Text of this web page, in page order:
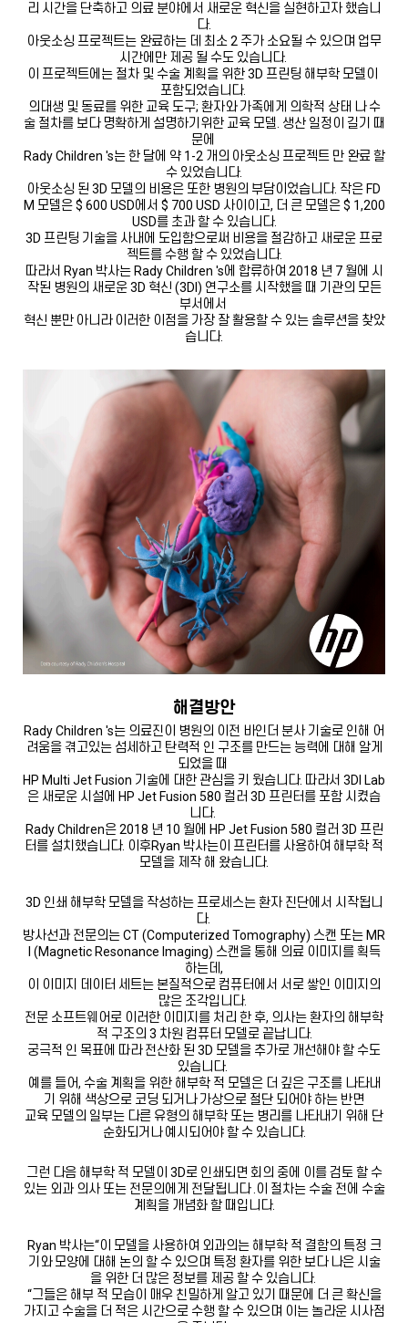
리 시간을 단축하고 의료 분야에서 새로운 혁신을 실현하고자 했습니
다.
아웃소싱 프로젝트는 완료하는 데 최소 2 주가 소요될 수 있으며 업무
시간에만 제공 될 수도 있습니다.
이 프로젝트에는 절차 및 수술 계획을 위한 3D 프린팅 해부학 모델이 ​​
포함되었습니다.
의대생 및 동료를 위한 교육 도구; 환자와 가족에게 의학적 상태 나 수
술 절차를 보다 명확하게 설명하기위한 교육 모델. 생산 일정이 길기 때
문에
Rady Children 's는 한 달에 약 1-2 개의 아웃소싱 프로젝트 만 완료 할
수 있었습니다.
아웃소싱 된 3D 모델의 비용은 또한 병원의 부담이었습니다. 작은 FD
M 모델은 $ 600 USD에서 $ 700 USD 사이이고, 더 큰 모델은 $ 1,200
USD를 초과 할 수 있습니다.
3D 프린팅 기술을 사내에 도입함으로써 비용을 절감하고 새로운 프로
젝트를 수행 할 수 있었습니다.
따라서 Ryan 박사는 Rady Children 's에 합류하여 2018 년 7 월에 시
작된 병원의 새로운 3D 혁신 (3DI) 연구소를 시작했을 때 기관의 모든
부서에서
혁신 뿐만 아니라 이러한 이점을 가장 잘 활용할 수 있는 솔루션을 찾았
습니다.
해결방안
Rady Children 's는 의료진이 병원의 이전 바인더 분사 기술로 인해 어
려움을 겪고있는 섬세하고 탄력적 인 구조를 만드는 능력에 대해 알게
되었을 때
HP Multi Jet Fusion 기술에 대한 관심을 키 웠습니다. 따라서 3DI Lab
은 새로운 시설에 HP Jet Fusion 580 컬러 3D 프린터를 포함 시켰습
니다.
Rady Children은 2018 년 10 월에 HP Jet Fusion 580 컬러 3D 프린
터를 설치했습니다. 이후Ryan 박사는이 프린터를 사용하여 해부학 적
모델을 제작 해 왔습니다.
3D 인쇄 해부학 모델을 작성하는 프로세스는 환자 진단에서 시작됩니
다.
방사선과 전문의는 CT (Computerized Tomography) 스캔 또는 MR
I (Magnetic Resonance Imaging) 스캔을 통해 의료 이미지를 획득
하는데,
이 이미지 데이터 세트는 본질적으로 컴퓨터에서 서로 쌓인 이미지의
많은 조각입니다.
전문 소프트웨어로 이러한 이미지를 처리 한 후, 의사는 환자의 해부학
적 구조의 3 차원 컴퓨터 모델로 끝납니다.
궁극적 인 목표에 따라 전산화 된 3D 모델을 추가로 개선해야 할 수도
있습니다.
예를 들어, 수술 계획을 위한 해부학 적 모델은 더 깊은 구조를 나타내
기 위해 색상으로 코딩 되거나 가상으로 절단 되어야 하는 반면
교육 모델의 일부는 다른 유형의 해부학 또는 병리를 나타내기 위해 단
순화되거나 예시되어야 할 수 있습니다.
그런 다음 해부학 적 모델이 3D로 인쇄되면 회의 중에 이를 검토 할 수
있는 외과 의사 또는 전문의에게 전달됩니다 .이 절차는 수술 전에 수술
계획을 개념화 할 때입니다.
Ryan 박사는“이 모델을 사용하여 외과의는 해부학 적 결함의 특정 크
기와 모양에 대해 논의 할 수 있으며 특정 환자를 위한 보다 나은 시술
을 위한 더 많은 정보를 제공 할 수 있습니다.
“그들은 해부 적 모습이 매우 친밀하게 알고 있기 때문에 더 큰 확신을
가지고 수술을 더 적은 시간으로 수행 할 수 있으며 이는 놀라운 시사점